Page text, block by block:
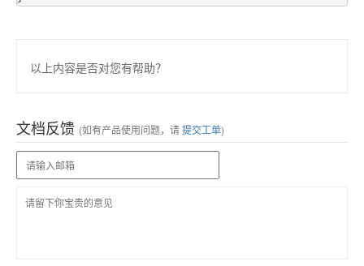
以上内容是否对您有帮助？
文档反馈 (如有产品使用问题，请提交工单)